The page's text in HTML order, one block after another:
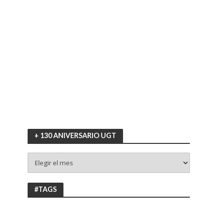
+ 130 ANIVERSARIO UGT
130
ANIVERSARIO
UGT
#TAGS